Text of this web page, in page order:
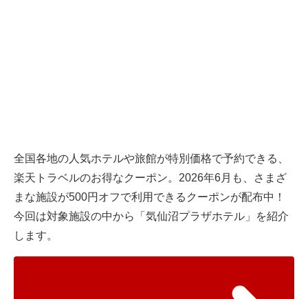
全国各地の人気ホテルや旅館が特別価格で予約できる、
楽天トラベルのお得なクーポン。2026年6月も、さまざ
まな施設が500円オフで利用できるクーポンが配布中！
今回は対象施設の中から「気仙沼プラザホテル」を紹介
します。